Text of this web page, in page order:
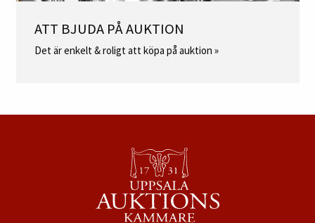
ATT BJUDA PÅ AUKTION
Det är enkelt & roligt att köpa på auktion »